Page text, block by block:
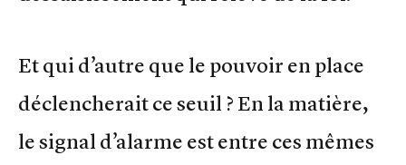
Et qui d’autre que le pouvoir en place
déclencherait ce seuil ? En la matière,
le signal d’alarme est entre ces mêmes